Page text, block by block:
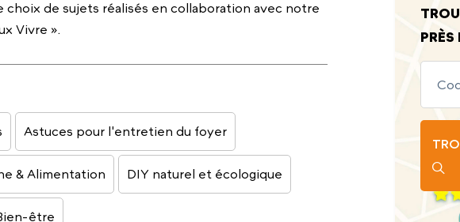
choix de sujets réalisés en collaboration avec notre
Vivre ».
Astuces pour l'entretien du foyer
& Alimentation DIY naturel et écologique
être